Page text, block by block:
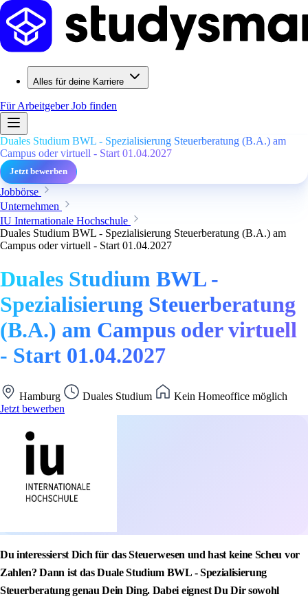
Alles für deine Karriere
Für ArbeitgeberJob finden
Duales Studium BWL - Spezialisierung Steuerberatung (B.A.) am
Campus oder virtuell - Start 01.04.2027
Jetzt bewerben
Jobbörse
Unternehmen
IU Internationale Hochschule
Duales Studium BWL - Spezialisierung Steuerberatung (B.A.) am
Campus oder virtuell - Start 01.04.2027
Duales Studium BWL -
Spezialisierung Steuerberatung
(B.A.) am Campus oder virtuell
- Start 01.04.2027
Hamburg Duales Studium
Kein Homeoffice möglich
Jetzt bewerben
Du interessierst Dich für das Steuerwesen und hast keine Scheu vor
Zahlen? Dann ist das Duale Studium BWL - Spezialisierung
Steuerberatung genau Dein Ding. Dabei eignest Du Dir sowohl